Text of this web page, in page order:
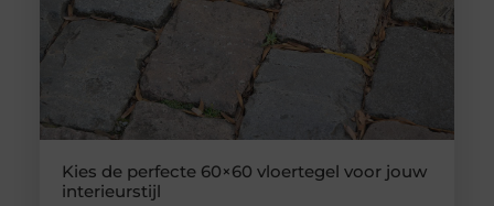
Kies de perfecte 60×60 vloertegel voor jouw
interieurstijl